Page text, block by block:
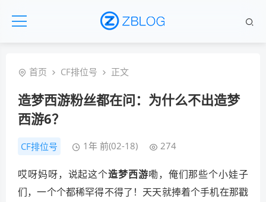
首页 CF排位号 正文
造梦西游粉丝都在问：为什么不出造梦
西游6？
CF排位号 1年 前(02-18) 274
哎呀妈呀，说起这个造梦西游嘞，俺们那些个小娃子
们，一个个都稀罕得不得了！天天就捧着个手机在那戳